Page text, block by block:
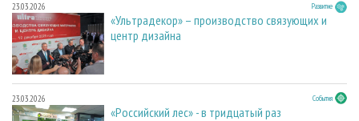
23.03.2026 Развитие
«Ультрадекор» – производство связующих и
центр дизайна
23.03.2026 События
«Российский лес» - в тридцатый раз